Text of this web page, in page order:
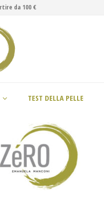
da 100 €
TEST DELLA PELLE